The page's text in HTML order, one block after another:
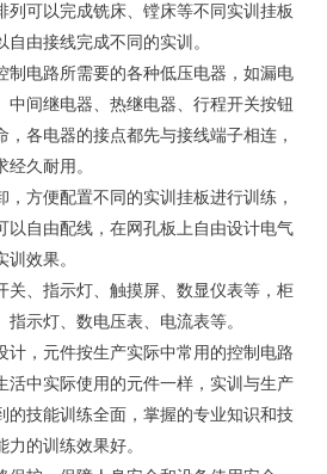
列可以完成铣床、镗床等不同实训挂板
由接线完成不同的实训。
制电路所需要的各种低压电器，如漏电
中间继电器、热继电器、行程开关按钮
各电器的接点都先与接线端子相连，
久耐用。
方便配置不同的实训挂板进行训练，
以自由配线，在网孔板上自由设计电气
效果。
关、指示灯、触摸屏、数显仪表等，柜
示灯、数电压表、电流表等。
计，元件按生产实际中常用的控制电路
活中实际使用的元件一样，实训与生产
的技能训练全面，掌握的专业知识和技
的训练效果好。